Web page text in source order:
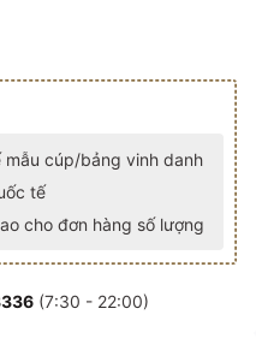
cúp/bảng vinh danh
tế
cho đơn hàng số lượng
(7:30 - 22:00)